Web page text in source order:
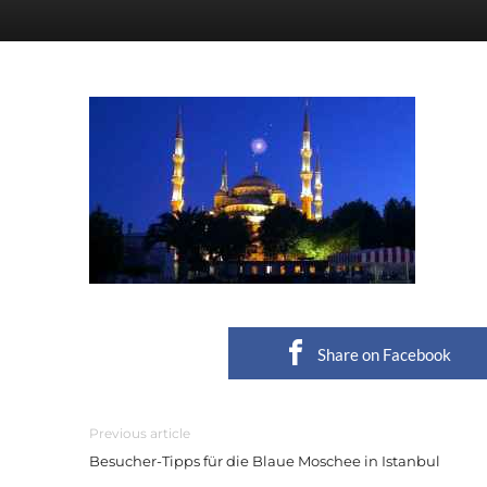
Share on Facebook
Previous article
Besucher-Tipps für die Blaue Moschee in Istanbul